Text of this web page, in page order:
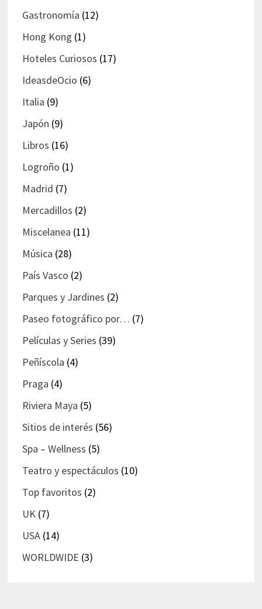
Gastronomía (12)
Hong Kong (1)
Hoteles Curiosos (17)
IdeasdeOcio (6)
Italia (9)
Japón (9)
Libros (16)
Logroño (1)
Madrid (7)
Mercadillos (2)
Miscelanea (11)
Música (28)
País Vasco (2)
Parques y Jardines (2)
Paseo fotográfico por… (7)
Películas y Series (39)
Peñíscola (4)
Praga (4)
Riviera Maya (5)
Sitios de interés (56)
Spa – Wellness (5)
Teatro y espectáculos (10)
Top favoritos (2)
UK(7)
USA(14)
WORLDWIDE (3)